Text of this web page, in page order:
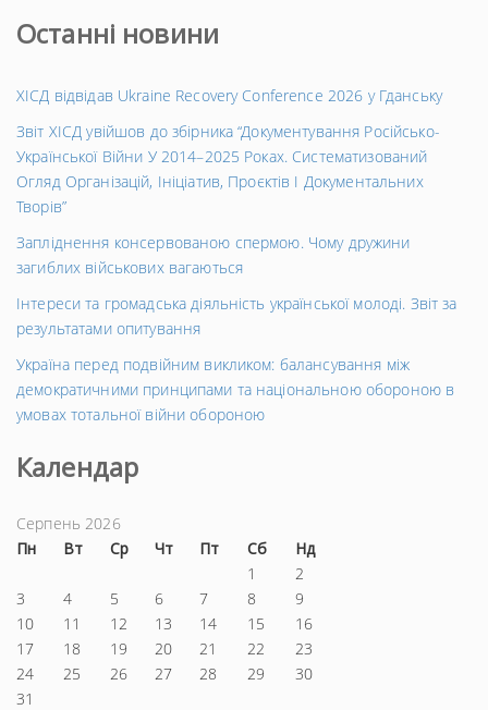
Останні новини
ХІСД відвідав Ukraine Recovery Conference 2026 у Гданську
Звіт ХІСД увійшов до збірника “Документування Російсько-
Української Війни У 2014–2025 Роках. Систематизований
Огляд Організацій, Ініціатив, Проєктів І Документальних
Творів”
Запліднення консервованою спермою. Чому дружини
загиблих військових вагаються
Інтереси та громадська діяльність української молоді. Звіт за
результатами опитування
Україна перед подвійним викликом: балансування між
демократичними принципами та національною обороною в
умовах тотальної війни обороною
Календар
Серпень 2026
Пн
Вт Ср Чт Пт Сб
Нд
1
2
3
4 5 6 7 8
9
10
11 12 13 14 15
16
17
18 19 20 21 22
23
24
25 26 27 28 29
30
31